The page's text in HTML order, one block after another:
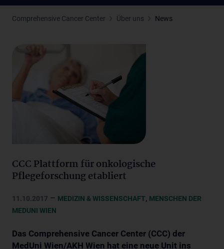
Comprehensive Cancer Center Über uns News
CCC Plattform für onkologische
Pflegeforschung etabliert
11.10.2017 – MEDIZIN & WISSENSCHAFT, MENSCHEN DER
MEDUNI WIEN
Das Comprehensive Cancer Center (CCC) der
MedUni Wien/AKH Wien hat eine neue Unit ins